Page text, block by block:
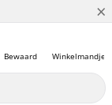
×
Winkelmandje
Bewaard